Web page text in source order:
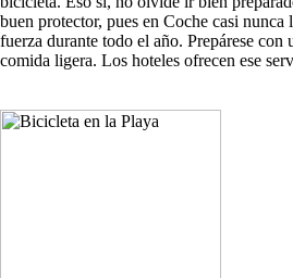
buen protector, pues en Coche casi
fuerza durante todo el año. Prepárese con
comida ligera. Los hoteles ofrecen ese